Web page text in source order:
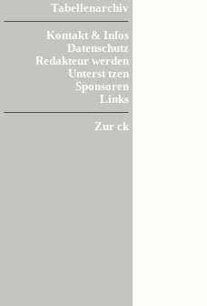
Tabellenarchiv
Kontakt & Infos
Datenschutz
Redakteur werden
Unterst tzen
Sponsoren
Links
Zur ck